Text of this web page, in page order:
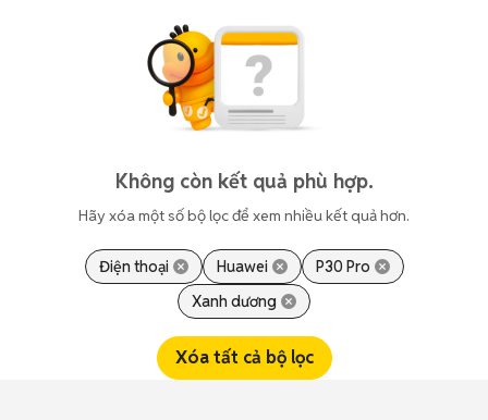
Không còn kết quả phù hợp.
Hãy xóa một số bộ lọc để xem nhiều kết quả hơn.
Điện thoại Huawei
P30 Pro
Xanh dương
Xóa tất cả bộ lọc